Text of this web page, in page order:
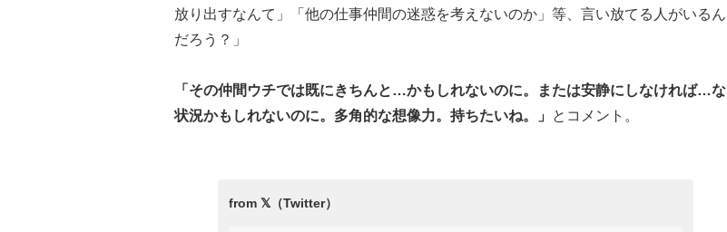
放り出すなんて」「他の仕事仲間の迷惑を考えないのか」等、言い放てる人がいるん
だろう？」
「その仲間ウチでは既にきちんと…かもしれないのに。または安静にしなければ…な
状況かもしれないのに。多角的な想像力。持ちたいね。」
とコメント。